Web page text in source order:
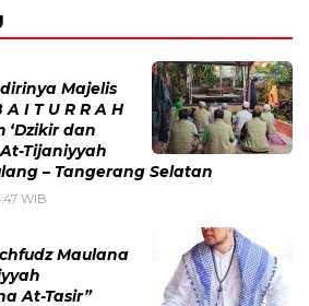
Majelis
I T U R R A H
‘Dzikir dan
Tijaniyyah
– Tangerang Selatan
WIB
Maulana
At-Tasir”